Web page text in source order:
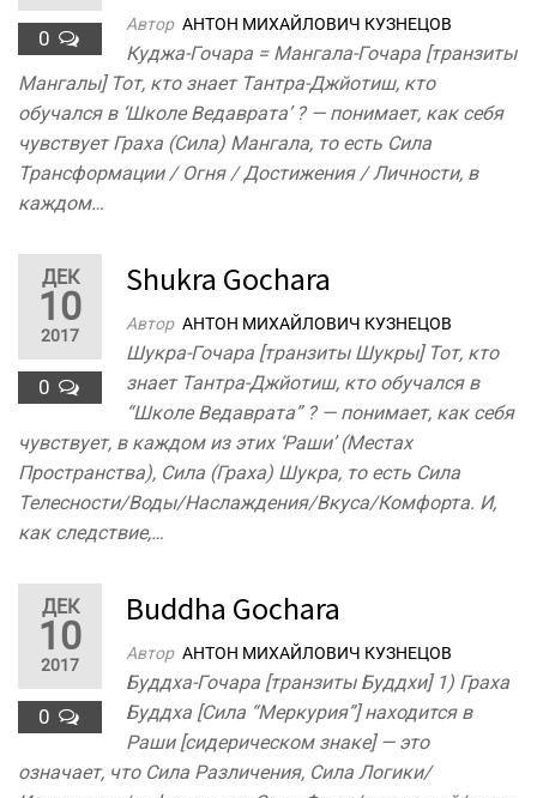
0
Автор АНТОН МИХАЙЛОВИЧ КУЗНЕЦОВ
Куджа-Гочара = Мангала-Гочара [транзиты
Мангалы] Тот, кто знает Тантра-Джйотиш, кто
обучался в ‘Школе Ведаврата’ ? — понимает, как себя
чувствует Граха (Сила) Мангала, то есть Сила
Трансформации / Огня / Достижения / Личности, в
каждом…
ДЕК
10
2017
0
Shukra Gochara
Автор АНТОН МИХАЙЛОВИЧ КУЗНЕЦОВ
Шукра-Гочара [транзиты Шукры] Тот, кто
знает Тантра-Джйотиш, кто обучался в
“Школе Ведаврата” ? — понимает, как себя
чувствует, в каждом из этих ‘Раши’ (Местах
Пространства), Сила (Граха) Шукра, то есть Сила
Телесности/Воды/Наслаждения/Вкуса/Комфорта. И,
как следствие,…
ДЕК
10
2017
0
Buddha Gochara
Автор АНТОН МИХАЙЛОВИЧ КУЗНЕЦОВ
Буддха-Гочара [транзиты Буддхи] 1) Граха
Буддха [Сила “Меркурия”] находится в
Раши [сидерическом знаке] — это
означает, что Сила Различения, Сила Логики/